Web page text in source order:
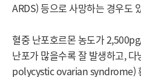
ARDS) 등으로 사망하는 경우도
혈중 난포호르몬 농도가
난포가 많을수록 잘 발생하고,
polycystic ovarian syndrome)